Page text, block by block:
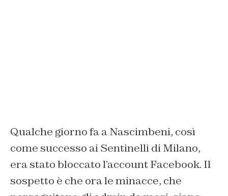
Qualche giorno fa a Nascimbeni, così
come successo ai Sentinelli di Milano,
era stato bloccato l’account Facebook. Il
sospetto è che ora le minacce, che